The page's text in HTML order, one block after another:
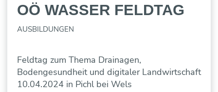
10
APR
2024
OÖ WASSER FELDTAG
AUSBILDUNGEN
Feldtag zum Thema Drainagen,
Bodengesundheit und digitaler Landwirtschaft
10.04.2024 in Pichl bei Wels